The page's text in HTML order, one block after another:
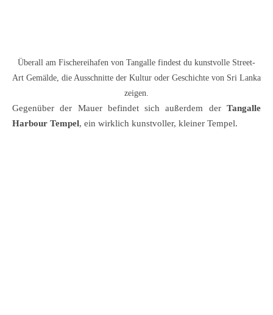
Überall am Fischereihafen von Tangalle findest du kunstvolle Street-
Art Gemälde, die Ausschnitte der Kultur oder Geschichte von Sri Lanka
zeigen.
Gegenüber der Mauer befindet sich außerdem der Tangalle
Harbour Tempel, ein wirklich kunstvoller, kleiner Tempel.